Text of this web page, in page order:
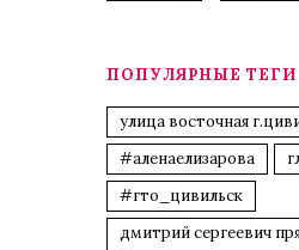
ПОПУЛЯРНЫЕ ТЕГИ
улица восточная
#аленаелизарова
#гто_цивильск
дмитрий сергеевич